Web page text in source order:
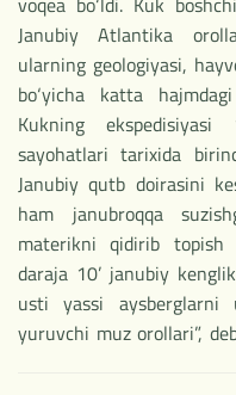
Janubiy Atlantika
ularning geologiyasi,
bo‘yicha katta
Kukning
sayohatlari tarixida
Janubiy qutb doirasini
ham janubroqqa
materikni qidirib
daraja 10’ janubiy
usti yassi aysberglarni
yuruvchi muz orollari”,